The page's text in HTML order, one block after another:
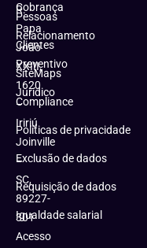
R.
Papa
João
XXIII,
1620
–
Iririú
Joinville
–
SC,
89227-
301
Acesso
Cobrança
Relacionamento
Preventivo
Jurídico
Pessoas
Clientes
SiteMaps
Compliance
Políticas de privacidade
Exclusão de dados
Requisição de dados
Igualdade salarial